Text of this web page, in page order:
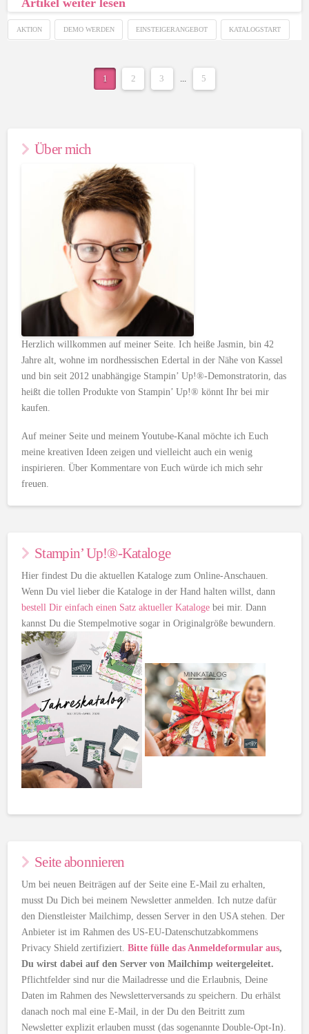
Artikel weiter lesen
AKTION DEMO WERDEN EINSTEIGERANGEBOT KATALOGSTART
1 2 3 5
Über mich
Herzlich willkommen auf meiner Seite. Ich heiße Jasmin, bin 42
Jahre alt, wohne im nordhessischen Edertal in der Nähe von Kassel
und bin seit 2012 unabhängige Stampin’ Up!®-Demonstratorin, das
heißt die tollen Produkte von Stampin’ Up!® könnt Ihr bei mir
kaufen.
Auf meiner Seite und meinem Youtube-Kanal möchte ich Euch
meine kreativen Ideen zeigen und vielleicht auch ein wenig
inspirieren. Über Kommentare von Euch würde ich mich sehr
freuen.
Stampin’ Up!®-Kataloge
Hier findest Du die aktuellen Kataloge zum Online-Anschauen.
Wenn Du viel lieber die Kataloge in der Hand halten willst, dann
bestell Dir einfach einen Satz aktueller Kataloge bei mir. Dann
kannst Du die Stempelmotive sogar in Originalgröße bewundern.
Seite abonnieren
Um bei neuen Beiträgen auf der Seite eine E-Mail zu erhalten,
musst Du Dich bei meinem Newsletter anmelden. Ich nutze dafür
den Dienstleister Mailchimp, dessen Server in den USA stehen. Der
Anbieter ist im Rahmen des US-EU-Datenschutzabkommens
Privacy Shield zertifiziert.Bitte fülle das Anmeldeformular aus,
Du wirst dabei auf den Server von Mailchimp weitergeleitet.
Pflichtfelder sind nur die Mailadresse und die Erlaubnis, Deine
Daten im Rahmen des Newsletterversands zu speichern. Du erhälst
danach noch mal eine E-Mail, in der Du den Beitritt zum
Newsletter explizit erlauben musst (das sogenannte Double-Opt-In).